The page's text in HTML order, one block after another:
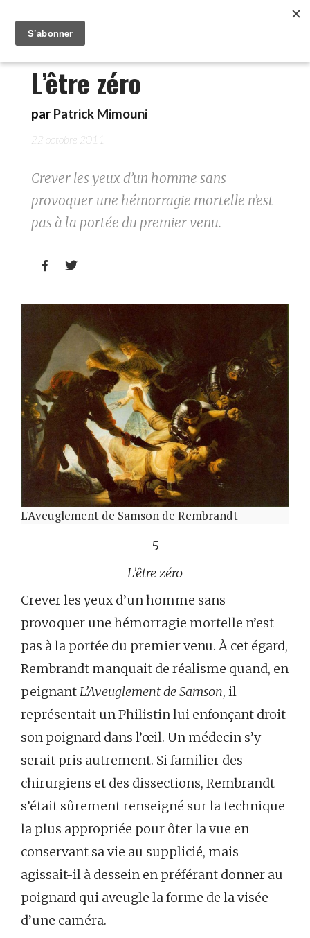
L’être zéro
par Patrick Mimouni
22 octobre 2011
Crever les yeux d’un homme sans
provoquer une hémorragie mortelle n’est
pas à la portée du premier venu.
 
L'Aveuglement de Samson de Rembrandt
5
L’être zéro
Crever les yeux d’un homme sans
provoquer une hémorragie mortelle n’est
pas à la portée du premier venu. À cet égard,
Rembrandt manquait de réalisme quand, en
peignantL’Aveuglement de Samson, il
représentait un Philistin lui enfonçant droit
son poignard dans l’œil. Un médecin s’y
serait pris autrement. Si familier des
chirurgiens et des dissections, Rembrandt
s’était sûrement renseigné sur la technique
la plus appropriée pour ôter la vue en
conservant sa vie au supplicié, mais
agissait-il à dessein en préférant donner au
poignard qui aveugle la forme de la visée
d’une caméra.